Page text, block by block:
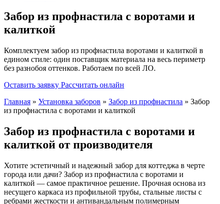
Забор из профнастила с воротами и
калиткой
Комплектуем забор из профнастила воротами и калиткой в
едином стиле: один поставщик материала на весь периметр
без разнобоя оттенков. Работаем по всей ЛО.
Оставить заявку Рассчитать онлайн
Главная » Установка заборов » Забор из профнастила » Забор
из профнастила с воротами и калиткой
Забор из профнастила с воротами и
калиткой от производителя
Хотите эстетичный и надежный забор для коттеджа в черте
города или дачи? Забор из профнастила с воротами и
калиткой — самое практичное решение. Прочная основа из
несущего каркаса из профильной трубы, стальные листы с
ребрами жесткости и антивандальным полимерным